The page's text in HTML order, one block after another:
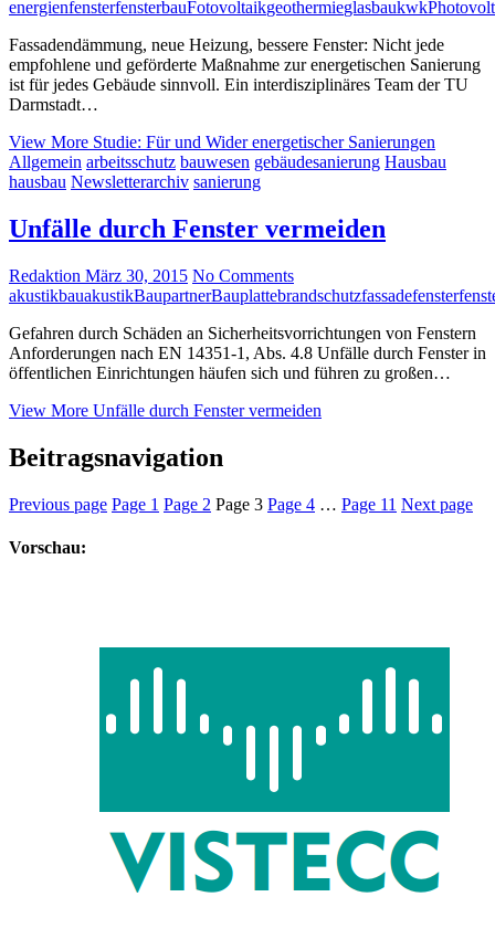
energienfensterfensterbauFotovoltaikgeothermieglasbaukwk
Fassadendämmung, neue Heizung, bessere Fenster: Nicht jede
empfohlene und geförderte Maßnahme zur energetischen Sanierung
ist für jedes Gebäude sinnvoll. Ein interdisziplinäres Team der TU
Darmstadt…
View More Studie: Für und Wider energetischer Sanierungen
Allgemein arbeitsschutz bauwesen gebäudesanierung Hausbau
hausbau Newsletterarchiv sanierung
Unfälle durch Fenster vermeiden
Redaktion März 30, 2015 No Comments
akustikbauakustikBaupartnerBauplattebrandschutzfassadefenster
Gefahren durch Schäden an Sicherheitsvorrichtungen von Fenstern
Anforderungen nach EN 14351-1, Abs. 4.8 Unfälle durch Fenster in
öffentlichen Einrichtungen häufen sich und führen zu großen…
View More Unfälle durch Fenster vermeiden
Beitragsnavigation
Previous page Page 1 Page 2 Page 3 Page 4 … Page 11 Next page
Vorschau: